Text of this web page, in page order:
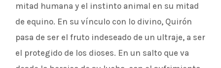
mitad humana y el instinto animal en su mitad
de equino. En su vínculo con lo divino, Quirón
pasa de ser el fruto indeseado de un ultraje, a ser
el protegido de los dioses. En un salto que va